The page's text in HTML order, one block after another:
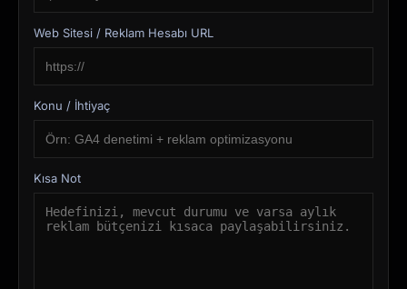
Web Sitesi / Reklam Hesabı URL
Konu / İhtiyaç
Kısa Not